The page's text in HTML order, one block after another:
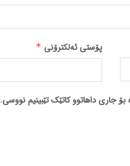
پۆستی ئەلکترۆنی *
جاری داهاتوو کاتێک تێبینیم نووسی.